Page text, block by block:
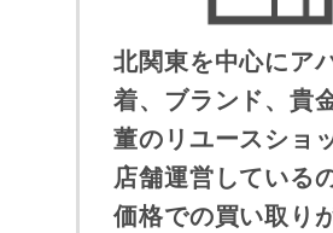
北関東を中心にア
着、ブランド、貴
董のリユースショ
店舗運営している
価格での買い取り